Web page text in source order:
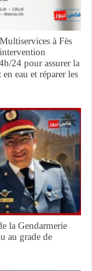
à Fès
24 pour assurer la
eau et réparer les
la Gendarmerie
au grade de